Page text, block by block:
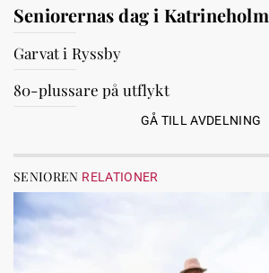
Seniorernas dag i Katrineholm
Garvat i Ryssby
80-plussare på utflykt
GÅ TILL AVDELNING
SENIOREN RELATIONER